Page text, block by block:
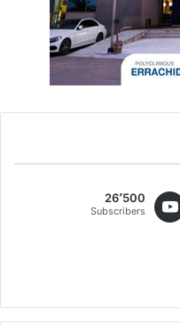
26٬500
Subscribers